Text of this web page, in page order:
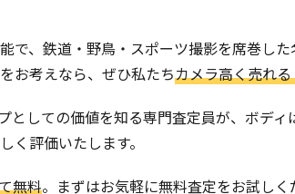
で、鉄道・野鳥・スポーツ撮影を席巻し
お考えなら、ぜひ私たちカメラ高く売れ
としての価値を知る専門査定員が、ボデ
く評価いたします。
無料。まずはお気軽に無料査定をお試しく